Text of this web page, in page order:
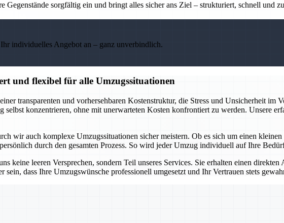
Gegenstände sorgfältig ein und bringt alles sicher ans Ziel – strukturiert, schnell und
individuelles Angebot an – ganz unverbindlich.
und flexibel für alle Umzugssituationen
transparenten und vorhersehbaren Kostenstruktur, die Stress und Unsicherheit im
konzentrieren, ohne mit unerwarteten Kosten konfrontiert zu werden. Unsere
wir auch komplexe Umzugssituationen sicher meistern. Ob es sich um einen
durch den gesamten Prozess. So wird jeder Umzug individuell auf Ihre
keine leeren Versprechen, sondern Teil unseres Services. Sie erhalten einen
sein, dass Ihre Umzugswünsche professionell umgesetzt und Ihr Vertrauen stets